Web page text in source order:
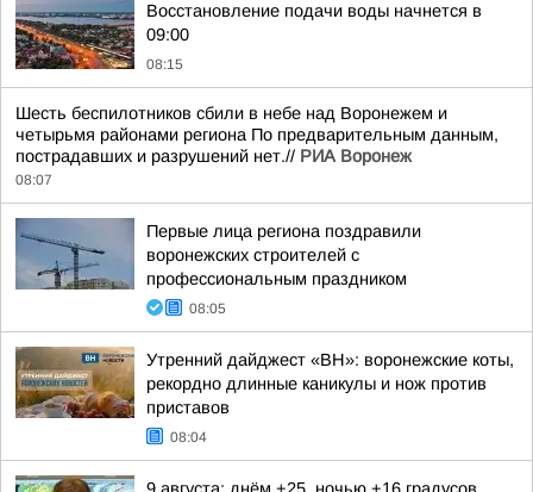
Восстановление подачи воды начнется в
09:00
08:15
Шесть беспилотников сбили в небе над Воронежем и
четырьмя районами региона По предварительным данным,
пострадавших и разрушений нет.// РИА Воронеж
08:07
Первые лица региона поздравили
воронежских строителей с
профессиональным праздником
08:05
Утренний дайджест «ВН»: воронежские коты,
рекордно длинные каникулы и нож против
приставов
08:04